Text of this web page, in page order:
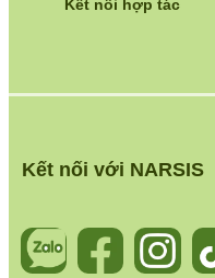
Kết nối với NARSIS
Kết nối hợp tác